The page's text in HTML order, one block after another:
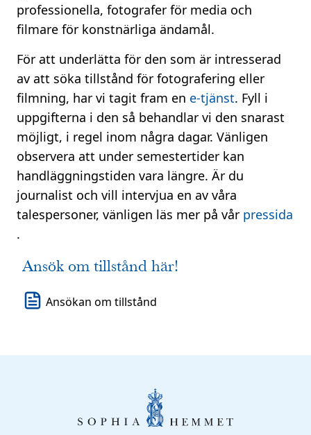
professionella, fotografer för media och
filmare för konstnärliga ändamål.
För att underlätta för den som är intresserad
av att söka tillstånd för fotografering eller
filmning, har vi tagit fram en e-tjänst. Fyll i
uppgifterna i den så behandlar vi den snarast
möjligt, i regel inom några dagar. Vänligen
observera att under semestertider kan
handläggningstiden vara längre. Är du
journalist och vill intervjua en av våra
talespersoner, vänligen läs mer på vår pressida
.
Ansök om tillstånd här!
Ansökan om tillstånd